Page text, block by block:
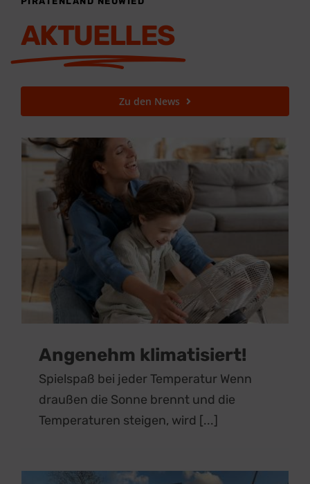
AKTUELLES
Zu den News
Angenehm klimatisiert!
Spielspaß bei jeder Temperatur Wenn
draußen die Sonne brennt und die
Temperaturen steigen, wird [...]